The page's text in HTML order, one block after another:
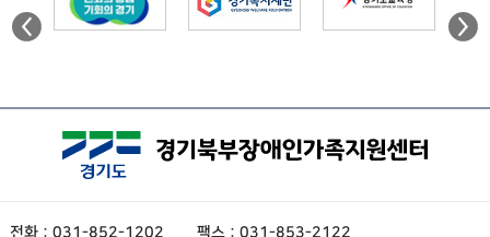
전화 : 031-852-1202 팩스 : 031-853-2122